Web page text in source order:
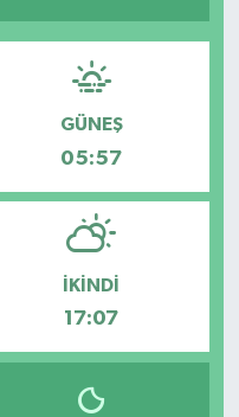
GÜNEŞ
05:57
İKINDI
17:07